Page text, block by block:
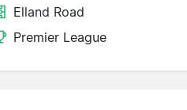
Elland Road
Premier League